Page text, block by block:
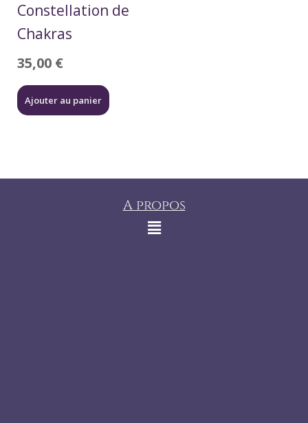
Constellation de
Chakras
35,00 €
Ajouter au panier
A propos